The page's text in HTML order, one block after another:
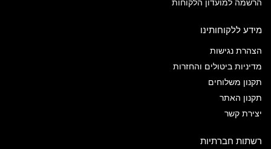
מידע ללקוחותינו
הצהרת נגישות
מדיניות ביטולים והחזרות
תקנון משלוחים
תקנון האתר
יצירת קשר
רשתות חברתיות